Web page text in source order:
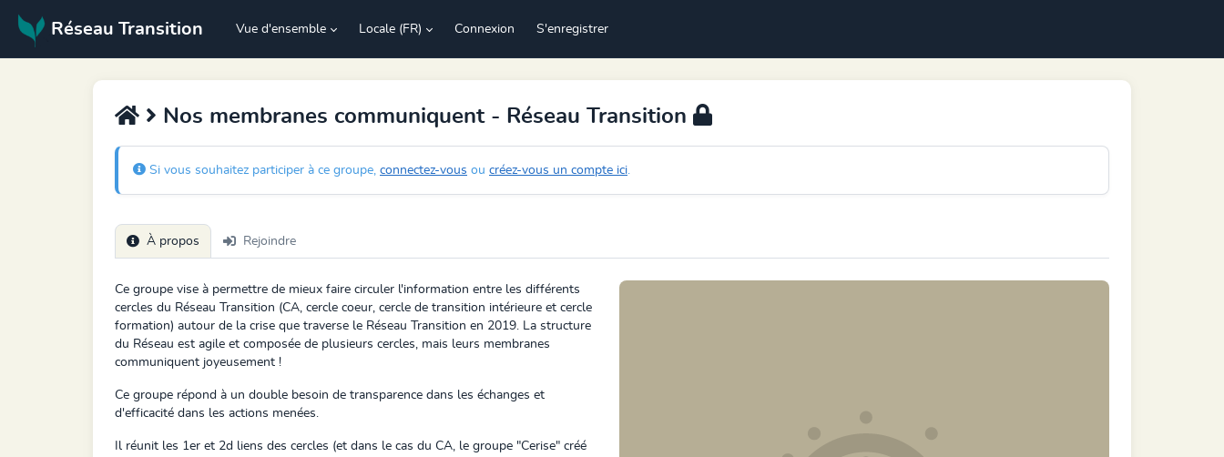
Réseau Transition Vue d'ensemble Locale (FR) Connexion S'enregistrer
Nos membranes communiquent - Réseau Transition
Si vous souhaitez participer à ce groupe, connectez-vous ou créez-vous un compte ici.
À propos Rejoindre
Ce groupe vise à permettre de mieux faire circuler l'information entre les différents
cercles du Réseau Transition (CA, cercle coeur, cercle de transition intérieure et cercle
formation) autour de la crise que traverse le Réseau Transition en 2019. La structure
du Réseau est agile et composée de plusieurs cercles, mais leurs membranes
communiquent joyeusement !
Ce groupe répond à un double besoin de transparence dans les échanges et
d'efficacité dans les actions menées.
Il réunit les 1er et 2d liens des cercles (et dans le cas du CA, le groupe "Cerise" créé